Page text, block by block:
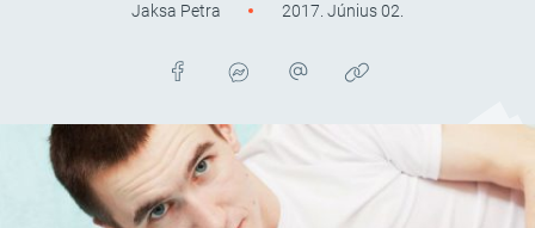
Jaksa Petra 2017. Június 02.